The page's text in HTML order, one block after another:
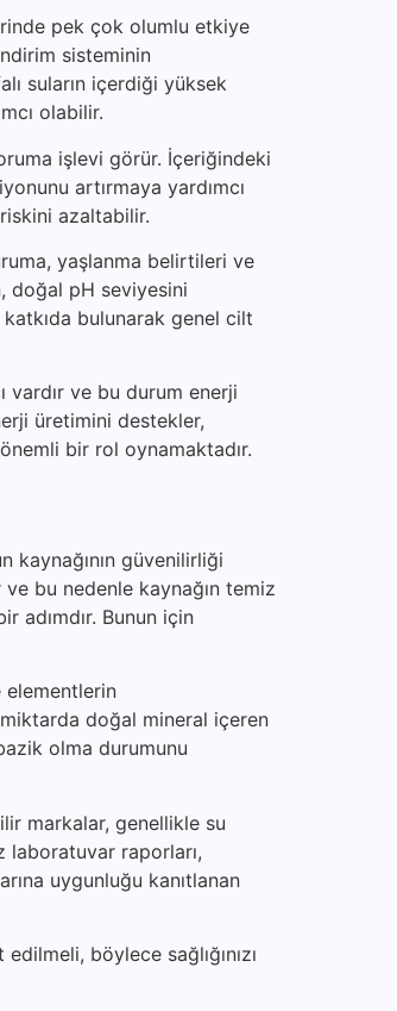
pek çok olumlu etkiye
sisteminin
suların içerdiği yüksek
olabilir.
işlevi görür. İçeriğindeki
artırmaya yardımcı
azaltabilir.
yaşlanma belirtileri ve
doğal pH seviyesini
bulunarak genel cilt
vardır ve bu durum enerji
üretimini destekler,
bir rol oynamaktadır.
kaynağının güvenilirliği
bu nedenle kaynağın temiz
adımdır. Bunun için
doğal mineral içeren
olma durumunu
markalar, genellikle su
laboratuvar raporları,
uygunluğu kanıtlanan
böylece sağlığınızı